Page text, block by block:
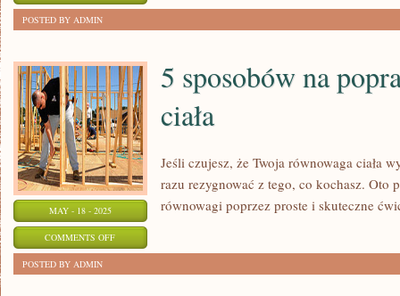
TWÓRCZĄ
STRONĘ
Z
TWORZENIEM
KOLAŻY!
POSTED BY ADMIN
MAY - 18 - 2025
COMMENTS OFFON
5 sposobów na
ciała
Jeśli czujesz, że Twoja równowaga ciała
razu rezygnować z tego, co kochasz. Oto
równowagi poprzez proste i skuteczne
POSTED BY ADMIN